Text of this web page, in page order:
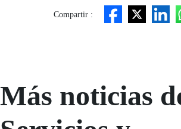
Compartir :
Más noticias